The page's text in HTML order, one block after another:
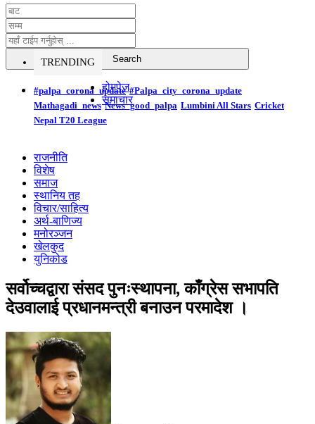
TRENDING
#palpa_corona_update #Palpa_city_corona_update
Mathagadi_news News_good_palpa Lumbini All Stars Cricket
Nepal T20 League
होमपेज
समाचार
राजनीति
विशेष
समाज
स्थानिय तह
विचार/साहित्य
अर्थ-बाणिज्य
मनोरञ्जन
खेलकुद
युनिकोड
सर्वोच्चद्वारा संसद पुनःस्थापना, काँग्रेस सभापति
देउवालाई प्रधानमन्त्री बनाउन परमादेश ।